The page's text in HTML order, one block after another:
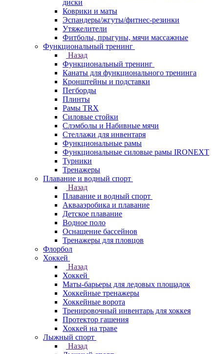
диски
Коврики и маты
Эспандеры/жгуты/фитнес-резинки
Утяжелители
Фитболы, прыгуны, мячи массажные
Функциональный тренинг
Назад
Функциональный тренинг
Канаты для функционального тренинга
Кронштейны и подставки
Пегборды
Плинты
Рамы TRX
Силовые стойки
Слэмболы и Набивные мячи
Стеллажи для инвентаря
Функциональные рамы
Функциональные силовые рамы IRONEXT
Турники
Тренажеры
Плавание и водный спорт
Назад
Плавание и водный спорт
Аквааэробика и плавание
Детское плавание
Водное поло
Оснащение бассейнов
Тренажеры для пловцов
Флорбол
Хоккей
Назад
Хоккей
Маты-барьеры для ледовых площадок
Хоккейные тренажеры
Хоккейные ворота
Тренировочный инвентарь для хоккея
Протектор гашения
Хоккей на траве
Лыжный спорт
Назад